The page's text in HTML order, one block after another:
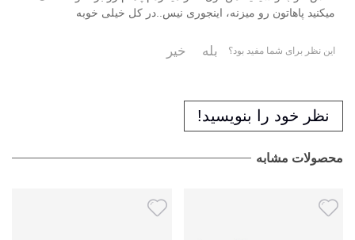
میکنید پاهاتون رو میزنه، اینجوری نیس..در کل خیلی خوبه
این نظر برای شما مفید بود؟ بله خیر
نظر خود را بنویسید!
محصولات مشابه